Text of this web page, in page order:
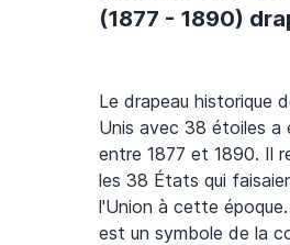
(1877 - 1890)
Le drapeau historique
Unis avec 38 étoiles a
entre 1877 et 1890. Il
les 38 États qui
l'Union à cette
est un symbole de la